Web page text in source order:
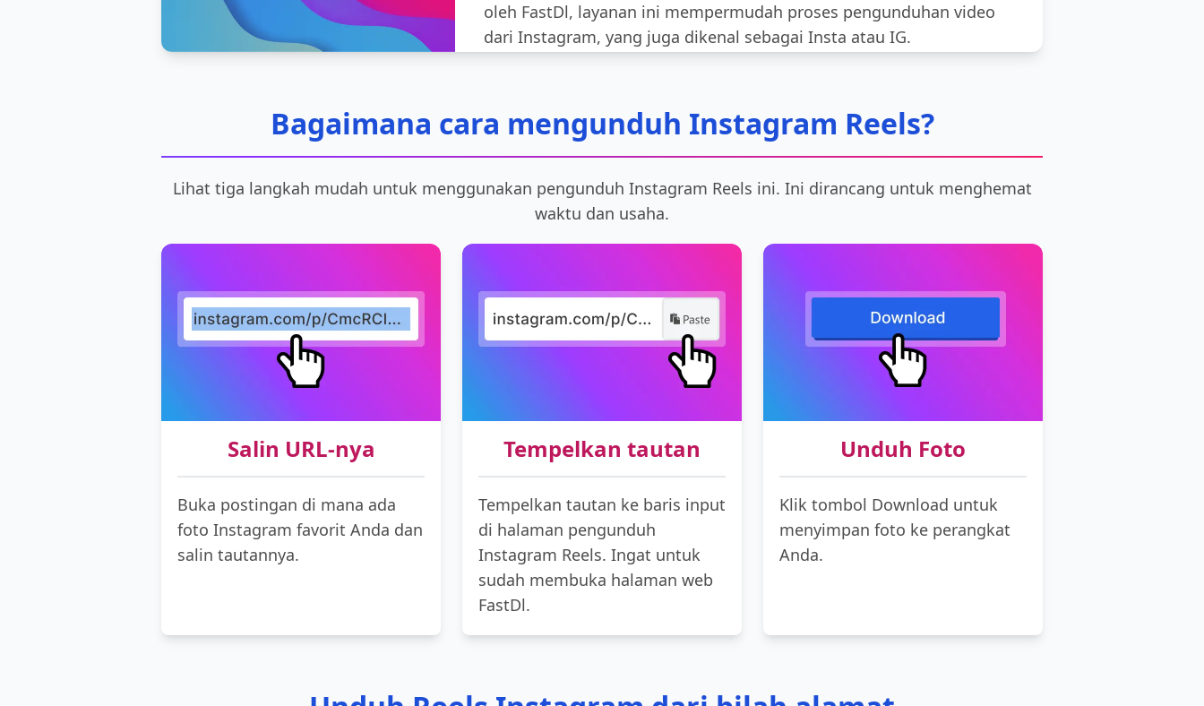
oleh FastDl, layanan ini mempermudah proses pengunduhan video
dari Instagram, yang juga dikenal sebagai Insta atau IG.
Bagaimana cara mengunduh Instagram Reels?
Lihat tiga langkah mudah untuk menggunakan pengunduh Instagram Reels ini. Ini dirancang untuk menghemat
waktu dan usaha.
Salin URL-nya
Buka postingan di mana ada
foto Instagram favorit Anda dan
salin tautannya.
Tempelkan tautan
Tempelkan tautan ke baris input
di halaman pengunduh
Instagram Reels. Ingat untuk
sudah membuka halaman web
FastDl.
Unduh Foto
Klik tombol Download untuk
menyimpan foto ke perangkat
Anda.